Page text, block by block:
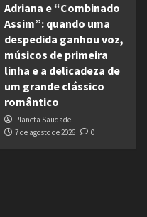
Adriana e “Combinado
Assim”: quando uma
despedida ganhou voz,
músicos de primeira
linha e a delicadeza de
um grande clássico
romântico
Planeta Saudade
7 de agosto de 2026
0